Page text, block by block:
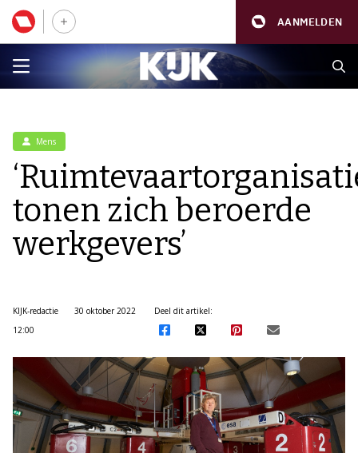
AANMELDEN
Mens
tonen zich beroerde
werkgevers’
KIJK-redactie
30 oktober 2022
12:00
Deel dit artikel: